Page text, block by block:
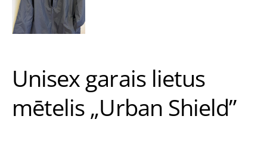
Unisex garais lietus
mētelis „Urban Shield”